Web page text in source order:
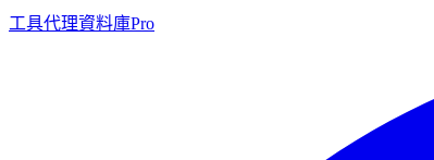
工具代理資料庫Pro